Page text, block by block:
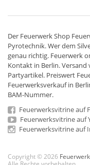
Der Feuerwerk Shop
Pyrotechnik. Wer dem
genau richtig. Feuerwerk
Kontakt in Berlin. Versand
Partyartikel. Preiswert
Feuerwerksverkauf in
BAM-Nummer.
Feuerwerksvitrine auf
Feuerwerksvitrine auf
Feuerwerksvitrine auf
Copyright © 2026
Alle Rechte vorbehalten